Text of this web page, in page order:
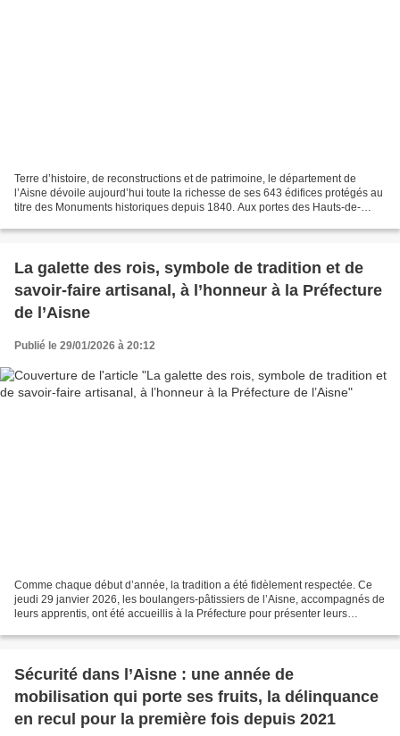
Terre d’histoire, de reconstructions et de patrimoine, le département de
l’Aisne dévoile aujourd’hui toute la richesse de ses 643 édifices protégés au
titre des Monuments historiques depuis 1840. Aux portes des Hauts-de-
La galette des rois, symbole de tradition et de
savoir-faire artisanal, à l’honneur à la Préfecture
de l’Aisne
Publié le 29/01/2026 à 20:12
Comme chaque début d’année, la tradition a été fidèlement respectée. Ce
jeudi 29 janvier 2026, les boulangers-pâtissiers de l’Aisne, accompagnés de
leurs apprentis, ont été accueillis à la Préfecture pour présenter leurs
Sécurité dans l’Aisne : une année de
mobilisation qui porte ses fruits, la délinquance
en recul pour la première fois depuis 2021